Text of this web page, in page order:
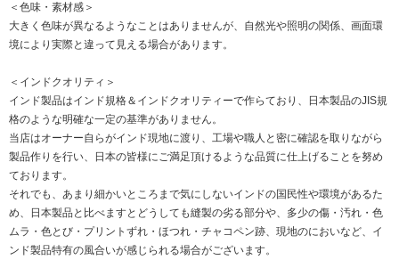
＜色味・素材感＞
大きく色味が異なるようなことはありませんが、自然光や照明の関係、画面環
境により実際と違って見える場合があります。
＜インドクオリティ＞
インド製品はインド規格＆インドクオリティーで作らており、日本製品のJIS規
格のような明確な一定の基準がありません。
当店はオーナー自らがインド現地に渡り、工場や職人と密に確認を取りながら
製品作りを行い、日本の皆様にご満足頂けるような品質に仕上げることを努め
ております。
それでも、あまり細かいところまで気にしないインドの国民性や環境があるた
め、日本製品と比べますとどうしても縫製の劣る部分や、多少の傷・汚れ・色
ムラ・色とび・プリントずれ・ほつれ・チャコペン跡、現地のにおいなど、イ
ンド製品特有の風合いが感じられる場合がございます。